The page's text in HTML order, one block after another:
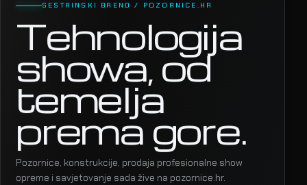
SESTRINSKI BREND / POZORNICE.HR
Tehnologija
showa, od
temelja
prema gore.
Pozornice, konstrukcije, prodaja profesionalne show
opreme i savjetovanje sada žive na pozornice.hr.